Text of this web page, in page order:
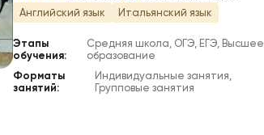
Английский язык
Итальянский язык
Этапы
обучения:
Средняя школа, ОГЭ, ЕГЭ, Высшее
образование
Форматы
занятий:
Индивидуальные занятия,
Групповые занятия